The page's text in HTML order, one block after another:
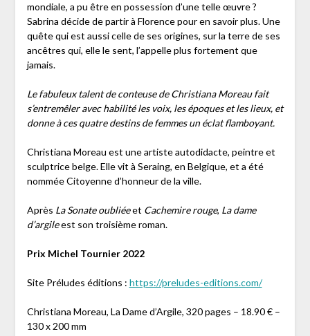
mondiale, a pu être en possession d’une telle œuvre ?
Sabrina décide de partir à Florence pour en savoir plus. Une
quête qui est aussi celle de ses origines, sur la terre de ses
ancêtres qui, elle le sent, l’appelle plus fortement que
jamais.
Le fabuleux talent de conteuse de Christiana Moreau fait
s’entremêler avec habilité les voix, les époques et les lieux, et
donne à ces quatre destins de femmes un éclat flamboyant.
Christiana Moreau est une artiste autodidacte, peintre et
sculptrice belge. Elle vit à Seraing, en Belgique, et a été
nommée Citoyenne d’honneur de la ville.
Après La Sonate oubliéeet Cachemire rouge, La dame
d’argileest son troisième roman.
Prix Michel Tournier 2022
Site Préludes éditions : https://preludes-editions.com/
Christiana Moreau, La Dame d’Argile, 320 pages – 18.90 € –
130 x 200 mm